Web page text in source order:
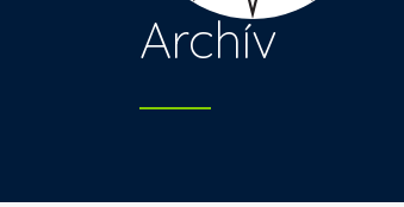
Archív